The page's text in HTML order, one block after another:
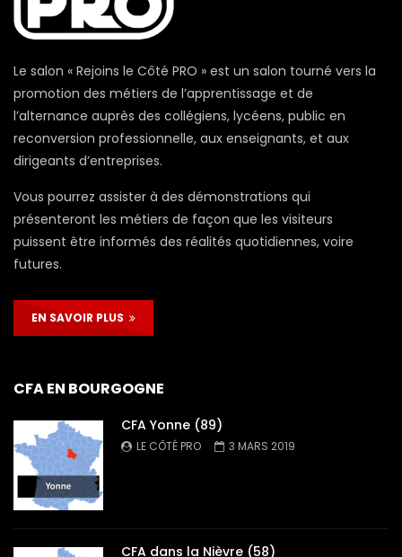
Le salon « Rejoins le Côté PRO » est un salon tourné vers la
promotion des métiers de l’apprentissage et de
l’alternance auprès des collégiens, lycéens, public en
reconversion professionnelle, aux enseignants, et aux
dirigeants d’entreprises.
Vous pourrez assister à des démonstrations qui
présenteront les métiers de façon que les visiteurs
puissent être informés des réalités quotidiennes, voire
futures.
EN SAVOIR PLUS
CFA EN BOURGOGNE
CFA Yonne (89)
LE CÔTÉ PRO 3 MARS 2019
CFA dans la Nièvre (58)